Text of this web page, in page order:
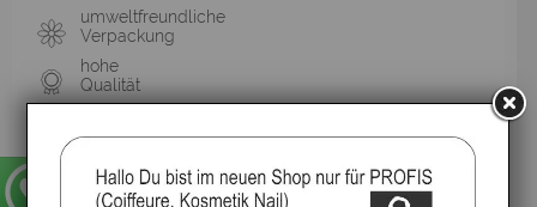
umweltfreundliche
Verpackung
hohe
Qualität
hergestellt
Rückgaberecht